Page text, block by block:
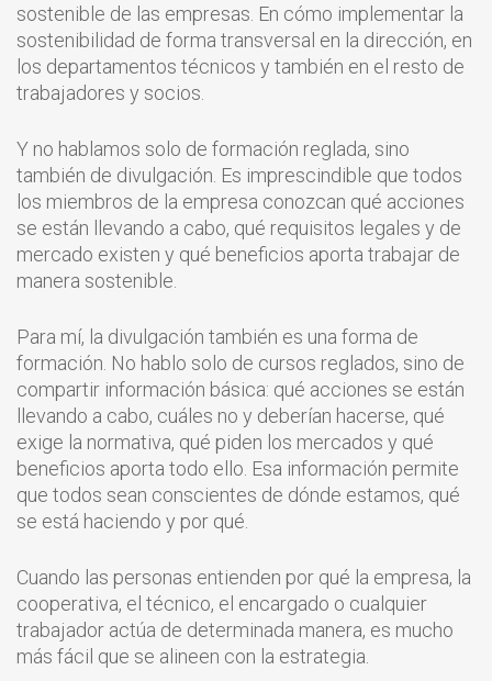
sostenible de las empresas. En cómo implementar la
sostenibilidad de forma transversal en la dirección, en
los departamentos técnicos y también en el resto de
trabajadores y socios.
Y no hablamos solo de formación reglada, sino
también de divulgación. Es imprescindible que todos
los miembros de la empresa conozcan qué acciones
se están llevando a cabo, qué requisitos legales y de
mercado existen y qué beneficios aporta trabajar de
manera sostenible.
Para mí, la divulgación también es una forma de
formación. No hablo solo de cursos reglados, sino de
compartir información básica: qué acciones se están
llevando a cabo, cuáles no y deberían hacerse, qué
exige la normativa, qué piden los mercados y qué
beneficios aporta todo ello. Esa información permite
que todos sean conscientes de dónde estamos, qué
se está haciendo y por qué.
Cuando las personas entienden por qué la empresa, la
cooperativa, el técnico, el encargado o cualquier
trabajador actúa de determinada manera, es mucho
más fácil que se alineen con la estrategia.